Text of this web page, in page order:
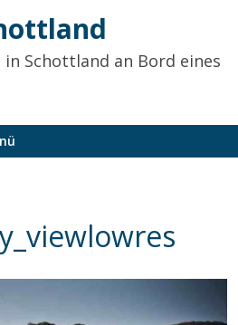
in Schottland an Bord eines